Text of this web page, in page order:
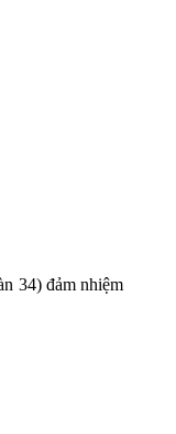
34) đảm nhiệm